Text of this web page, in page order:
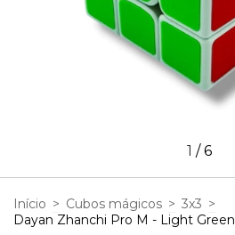
1 /6
Início > Cubos mágicos > 3x3 >
Dayan Zhanchi Pro M - Light Green